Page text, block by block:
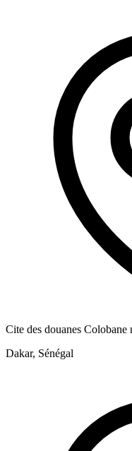
Cite des douanes
Dakar, Sénégal